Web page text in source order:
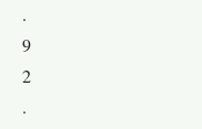
.
9
2
.